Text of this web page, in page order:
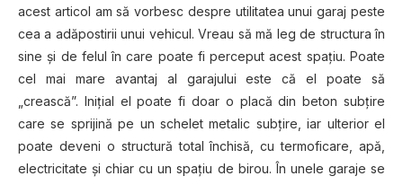
acest articol am să vorbesc despre utilitatea unui garaj peste
cea a adăpostirii unui vehicul. Vreau să mă leg de structura în
sine și de felul în care poate fi perceput acest spațiu. Poate
cel mai mare avantaj al garajului este că el poate să
„crească”. Inițial el poate fi doar o placă din beton subțire
care se sprijină pe un schelet metalic subțire, iar ulterior el
poate deveni o structură total închisă, cu termoficare, apă,
electricitate și chiar cu un spațiu de birou. În unele garaje se